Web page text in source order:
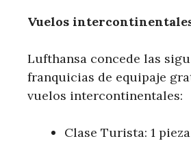
Vuelos
Lufthansa concede las
franquicias de equipaje
vuelos intercontinentales:
Clase Turista: 1